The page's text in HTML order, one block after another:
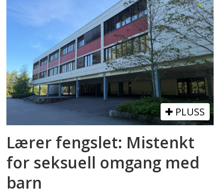
PLUSS
Lærer fengslet: Mistenkt
for seksuell omgang med
barn